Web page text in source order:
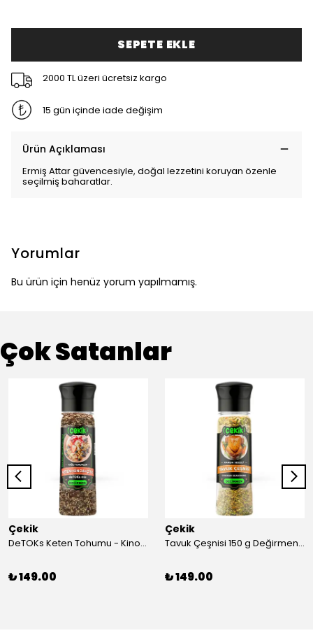
SEPETE EKLE
2000 TL üzeri ücretsiz kargo
15 gün içinde iade değişim
Ürün Açıklaması
Ermiş Attar güvencesiyle, doğal lezzetini koruyan özenle
seçilmiş baharatlar.
Yorumlar
Bu ürün için henüz yorum yapılmamış.
Çok Satanlar
Çekik
DeTOKs Keten Tohumu - Kinoa - Çiya Değirmen 220 g Yağ yakmaya ve Sindirim Sistemini Düzenlemeye Yardımcı Kendin Öğüt Taze
₺ 149.00
Çekik
Tavuk Çeşnisi 150 g Değirmen Karışık Sebzeli Kendin Öğüt
₺ 149.00